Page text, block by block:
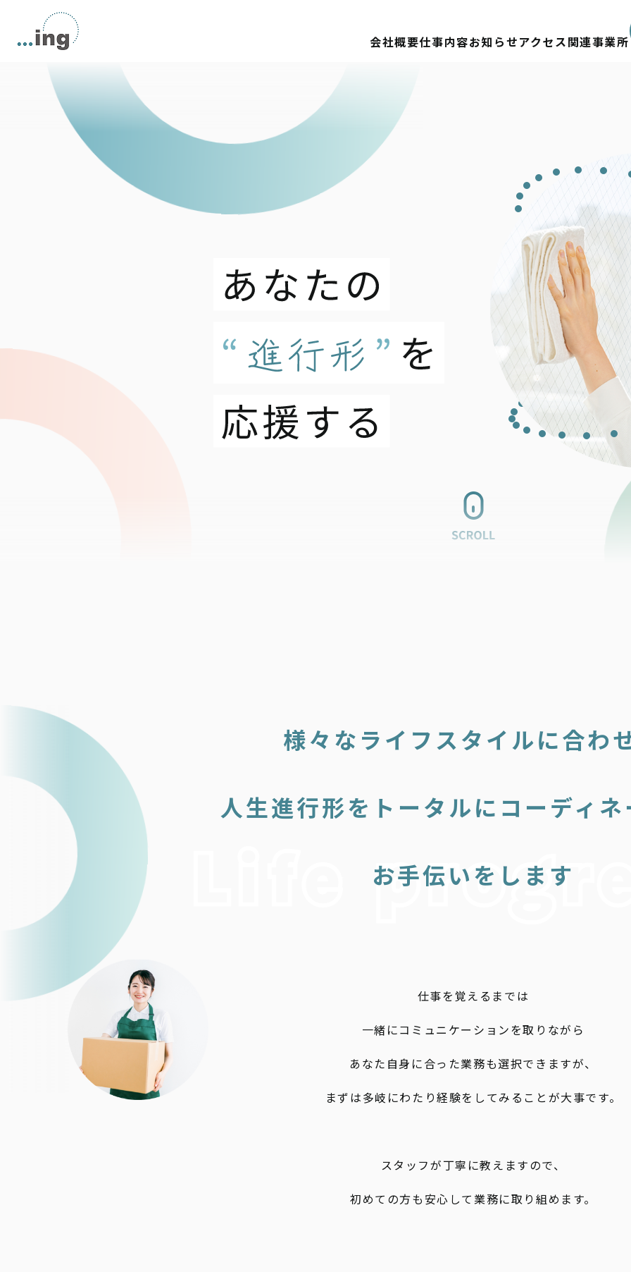
会社概要仕事内容お知らせアクセス関連事業所
様々なライフスタイルに合わ
人生進行形をトータルにコーディ
お手伝いをします
仕事を覚えるまでは
一緒にコミュニケーションを取りながら
あなた自身に合った業務も選択できますが、
まずは多岐にわたり経験をしてみることが大事です。
スタッフが丁寧に教えますので、
初めての方も安心して業務に取り組めます。